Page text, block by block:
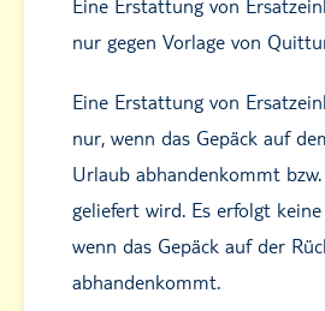
Eine Erstattung von
nur gegen Vorlage von
Eine Erstattung von
nur, wenn das Gepäck auf
Urlaub abhandenkommt
geliefert wird. Es erfolgt
wenn das Gepäck auf der
abhandenkommt.